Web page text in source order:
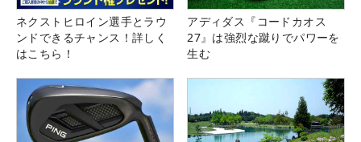
ネクストヒロイン選手とラウ
ンドできるチャンス！詳しく
はこちら！
アディダス『コードカオス
27』は強烈な蹴りでパワーを
生む